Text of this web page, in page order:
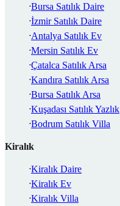
Bursa Satılık Daire
İzmir Satılık Daire
Antalya Satılık Ev
Mersin Satılık Ev
Çatalca Satılık Arsa
Kandıra Satılık Arsa
Bursa Satılık Arsa
Kuşadası Satılık Yazlık
Bodrum Satılık Villa
Kiralık
Kiralık Daire
Kiralık Ev
Kiralık Villa